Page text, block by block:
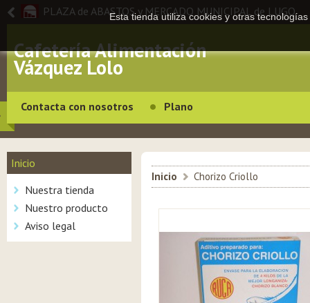
PLAZA de ABASTOS y MERCADO MUNICIPAL de LUGO
Cafetería Alimentación
Vázquez Lolo
Contacta con nosotros Plano
Inicio
Nuestra tienda
Nuestro producto
Aviso legal
Inicio > Chorizo Criollo
Esta tienda utiliza cookies y otras